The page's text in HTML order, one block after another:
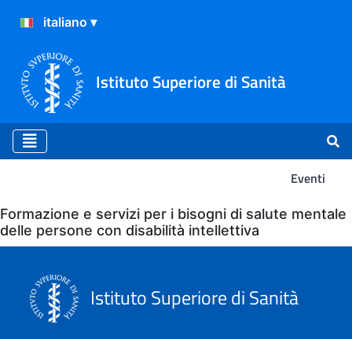
Istituto Superiore di Sanità
Eventi
Eventi
Formazione e servizi per i bisogni di salute mentale
delle persone con disabilità intellettiva
Istituto Superiore di Sanità